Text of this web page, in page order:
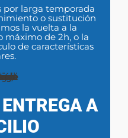
por larga temporada
o sustitución
la vuelta a la
máximo de 2h, o la
de características
A